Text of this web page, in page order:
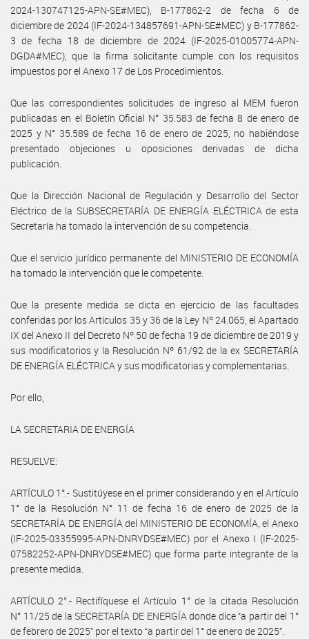
2024-130747125-APN-SE#MEC), B-177862-2 de fecha 6 de
diciembre de 2024 (IF-2024-134857691-APN-SE#MEC) y B-177862-
3 de fecha 18 de diciembre de 2024 (IF-2025-01005774-APN-
DGDA#MEC), que la firma solicitante cumple con los requisitos
impuestos por el Anexo 17 de Los Procedimientos.
Que las correspondientes solicitudes de ingreso al MEM fueron
publicadas en el Boletín Oficial N° 35.583 de fecha 8 de enero de
2025 y N° 35.589 de fecha 16 de enero de 2025, no habiéndose
presentado objeciones u oposiciones derivadas de dicha
publicación.
Que la Dirección Nacional de Regulación y Desarrollo del Sector
Eléctrico de la SUBSECRETARÍA DE ENERGÍA ELÉCTRICA de esta
Secretaría ha tomado la intervención de su competencia.
Que el servicio jurídico permanente del MINISTERIO DE ECONOMÍA
ha tomado la intervención que le competente.
Que la presente medida se dicta en ejercicio de las facultades
conferidas por los Artículos 35 y 36 de la Ley Nº 24.065, el Apartado
IX del Anexo II del Decreto Nº 50 de fecha 19 de diciembre de 2019 y
sus modificatorios y la Resolución Nº 61/92 de la ex SECRETARÍA
DE ENERGÍA ELÉCTRICA y sus modificatorias y complementarias.
Por ello,
LA SECRETARIA DE ENERGÍA
RESUELVE:
ARTÍCULO 1°.- Sustitúyese en el primer considerando y en el Artículo
1° de la Resolución N° 11 de fecha 16 de enero de 2025 de la
SECRETARÍA DE ENERGÍA del MINISTERIO DE ECONOMÍA, el Anexo
(IF-2025-03355995-APN-DNRYDSE#MEC) por el Anexo I (IF-2025-
07582252-APN-DNRYDSE#MEC) que forma parte integrante de la
presente medida.
ARTÍCULO 2°.- Rectifíquese el Artículo 1° de la citada Resolución
N° 11/25 de la SECRETARÍA DE ENERGÍA donde dice “a partir del 1°
de febrero de 2025” por el texto “a partir del 1° de enero de 2025”.